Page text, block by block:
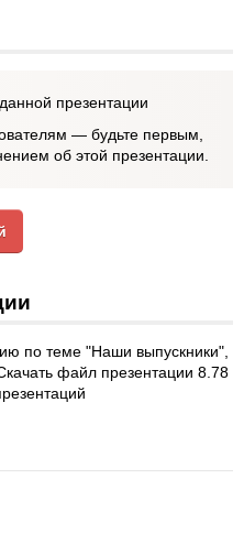
презентации
— будьте первым,
об этой презентации.
по теме "Наши выпускники",
файл презентации 8.78